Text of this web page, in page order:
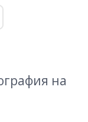
на